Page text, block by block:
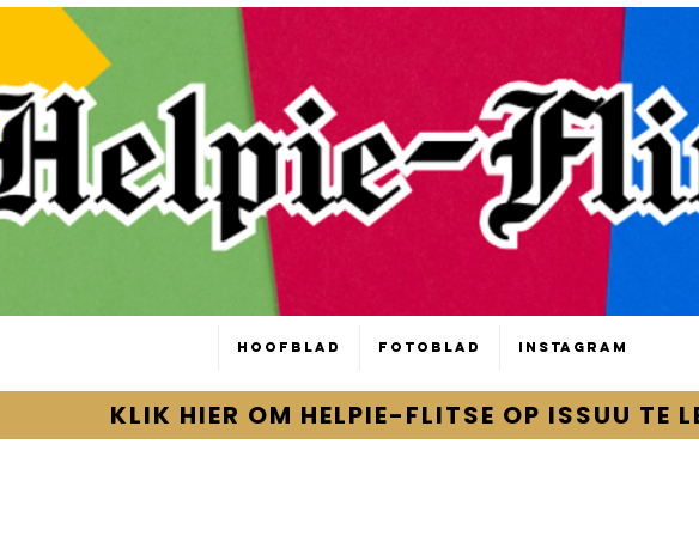
Hoofblad Fotoblad Instagram
KLIK HIER OM HELPIE-FLITSE OP ISSUU TE